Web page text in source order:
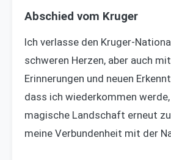
Abschied vom Kruger
Ich verlasse den Kruger-
schweren Herzen, aber auch
Erinnerungen und neuen
dass ich wiederkommen
magische Landschaft erneut
meine Verbundenheit mit der